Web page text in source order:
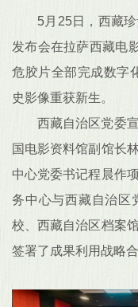
5月25日，西藏
发布会在拉萨西藏电
危胶片全部完成数字
史影像重获新生。
西藏自治区党委
国电影资料馆副馆长
中心党委书记程晨作
务中心与西藏自治区
校、西藏自治区档案
签署了成果利用战略合